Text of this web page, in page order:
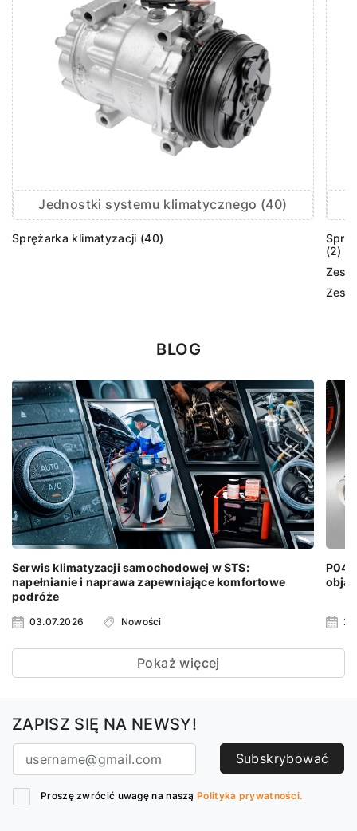
Jednostki systemu klimatycznego (40)
Sprężarka klimatyzacji (40)
(2)
BLOG
Serwis klimatyzacji samochodowej w STS:
napełnianie i naprawa zapewniające komfortowe
podróże
03.07.2026 Nowości
Pokaż więcej
ZAPISZ SIĘ NA NEWSY!
Subskrybować
Proszę zwrócić uwagę na naszą Polityka prywatności.